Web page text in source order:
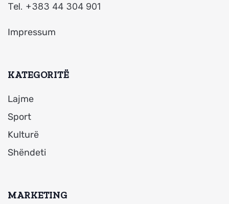
Tel. +383 44 304 901
Impressum
KATEGORITË
Lajme
Sport
Kulturë
Shëndeti
MARKETING